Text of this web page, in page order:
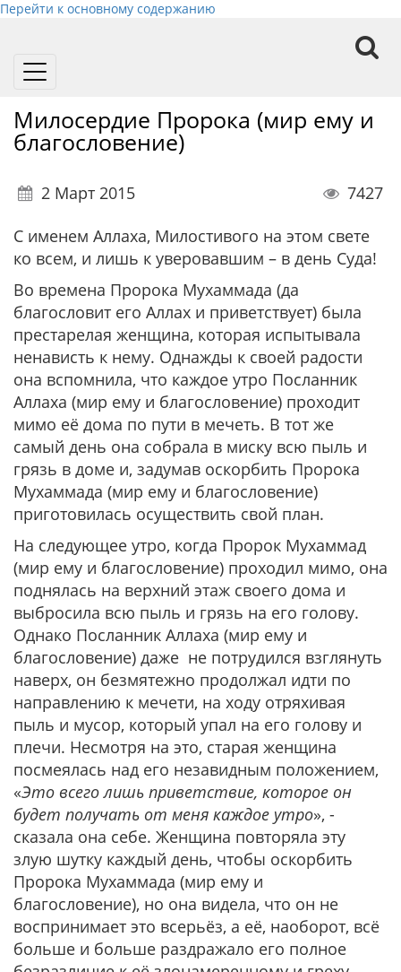
Перейти к основному содержанию
Toggle
Милосердие Пророка (мир ему и
благословение)
2 Март 2015
7427
C именем Аллаха, Милостивого на этом свете
ко всем, и лишь к уверовавшим – в день Суда!
Во времена Пророка Мухаммада (да
благословит его Аллах и приветствует) была
престарелая женщина, которая испытывала
ненависть к нему. Однажды к своей радости
она вспомнила, что каждое утро Посланник
Аллаха (мир ему и благословение) проходит
мимо её дома по пути в мечеть. В тот же
самый день она собрала в миску всю пыль и
грязь в доме и, задумав оскорбить Пророка
Мухаммада (мир ему и благословение)
приготовилась осуществить свой план.
На следующее утро, когда Пророк Мухаммад
(мир ему и благословение) проходил мимо, она
поднялась на верхний этаж своего дома и
выбросила всю пыль и грязь на его голову.
Однако Посланник Аллаха (мир ему и
благословение) даже не потрудился взглянуть
наверх, он безмятежно продолжал идти по
направлению к мечети, на ходу отряхивая
пыль и мусор, который упал на его голову и
плечи. Несмотря на это, старая женщина
посмеялась над его незавидным положением,
«Это всего лишь приветствие, которое он
будет получать от меня каждое утро», -
сказала она себе. Женщина повторяла эту
злую шутку каждый день, чтобы оскорбить
Пророка Мухаммада (мир ему и
благословение), но она видела, что он не
воспринимает это всерьёз, а её, наоборот, всё
больше и больше раздражало его полное